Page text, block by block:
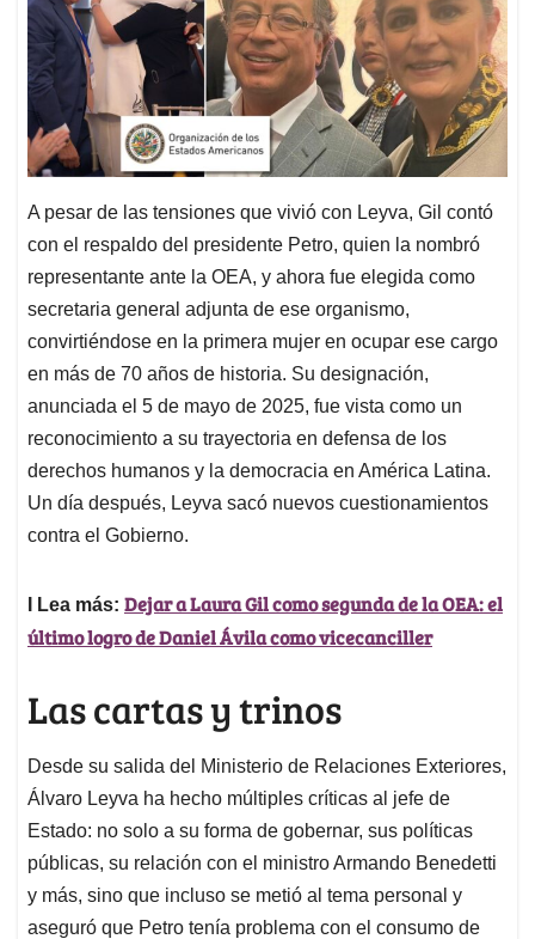
A pesar de las tensiones que vivió con Leyva, Gil contó
con el respaldo del presidente Petro, quien la nombró
representante ante la OEA, y ahora fue elegida como
secretaria general adjunta de ese organismo,
convirtiéndose en la primera mujer en ocupar ese cargo
en más de 70 años de historia. Su designación,
anunciada el 5 de mayo de 2025, fue vista como un
reconocimiento a su trayectoria en defensa de los
derechos humanos y la democracia en América Latina.
Un día después, Leyva sacó nuevos cuestionamientos
contra el Gobierno.
I Lea más: Dejar a Laura Gil como segunda de la OEA: el
último logro de Daniel Ávila como vicecanciller
Las cartas y trinos
Desde su salida del Ministerio de Relaciones Exteriores,
Álvaro Leyva ha hecho múltiples críticas al jefe de
Estado: no solo a su forma de gobernar, sus políticas
públicas, su relación con el ministro Armando Benedetti
y más, sino que incluso se metió al tema personal y
aseguró que Petro tenía problema con el consumo de